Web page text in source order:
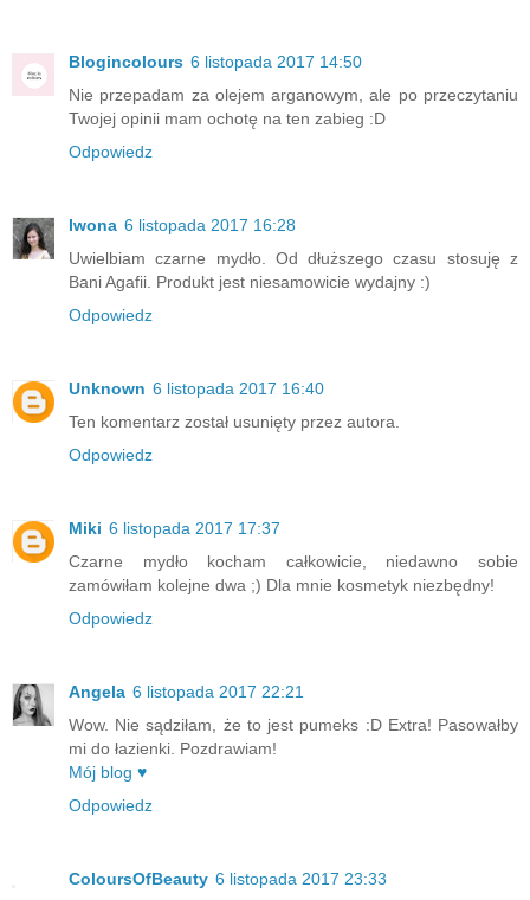
Blogincolours 6 listopada 2017 14:50
Nie przepadam za olejem arganowym, ale po przeczytaniu
Twojej opinii mam ochotę na ten zabieg :D
Odpowiedz
Iwona 6 listopada 2017 16:28
Uwielbiam czarne mydło. Od dłuższego czasu stosuję z
Bani Agafii. Produkt jest niesamowicie wydajny :)
Odpowiedz
Unknown 6 listopada 2017 16:40
Ten komentarz został usunięty przez autora.
Odpowiedz
Miki 6 listopada 2017 17:37
Czarne mydło kocham całkowicie, niedawno sobie
zamówiłam kolejne dwa ;) Dla mnie kosmetyk niezbędny!
Odpowiedz
Angela 6 listopada 2017 22:21
Wow. Nie sądziłam, że to jest pumeks :D Extra! Pasowałby
mi do łazienki. Pozdrawiam!
Mój blog ♥
Odpowiedz
ColoursOfBeauty 6 listopada 2017 23:33